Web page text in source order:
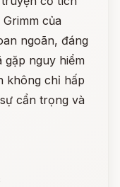
của
ngoãn, đáng
nguy hiểm
không chỉ hấp
cẩn trọng và